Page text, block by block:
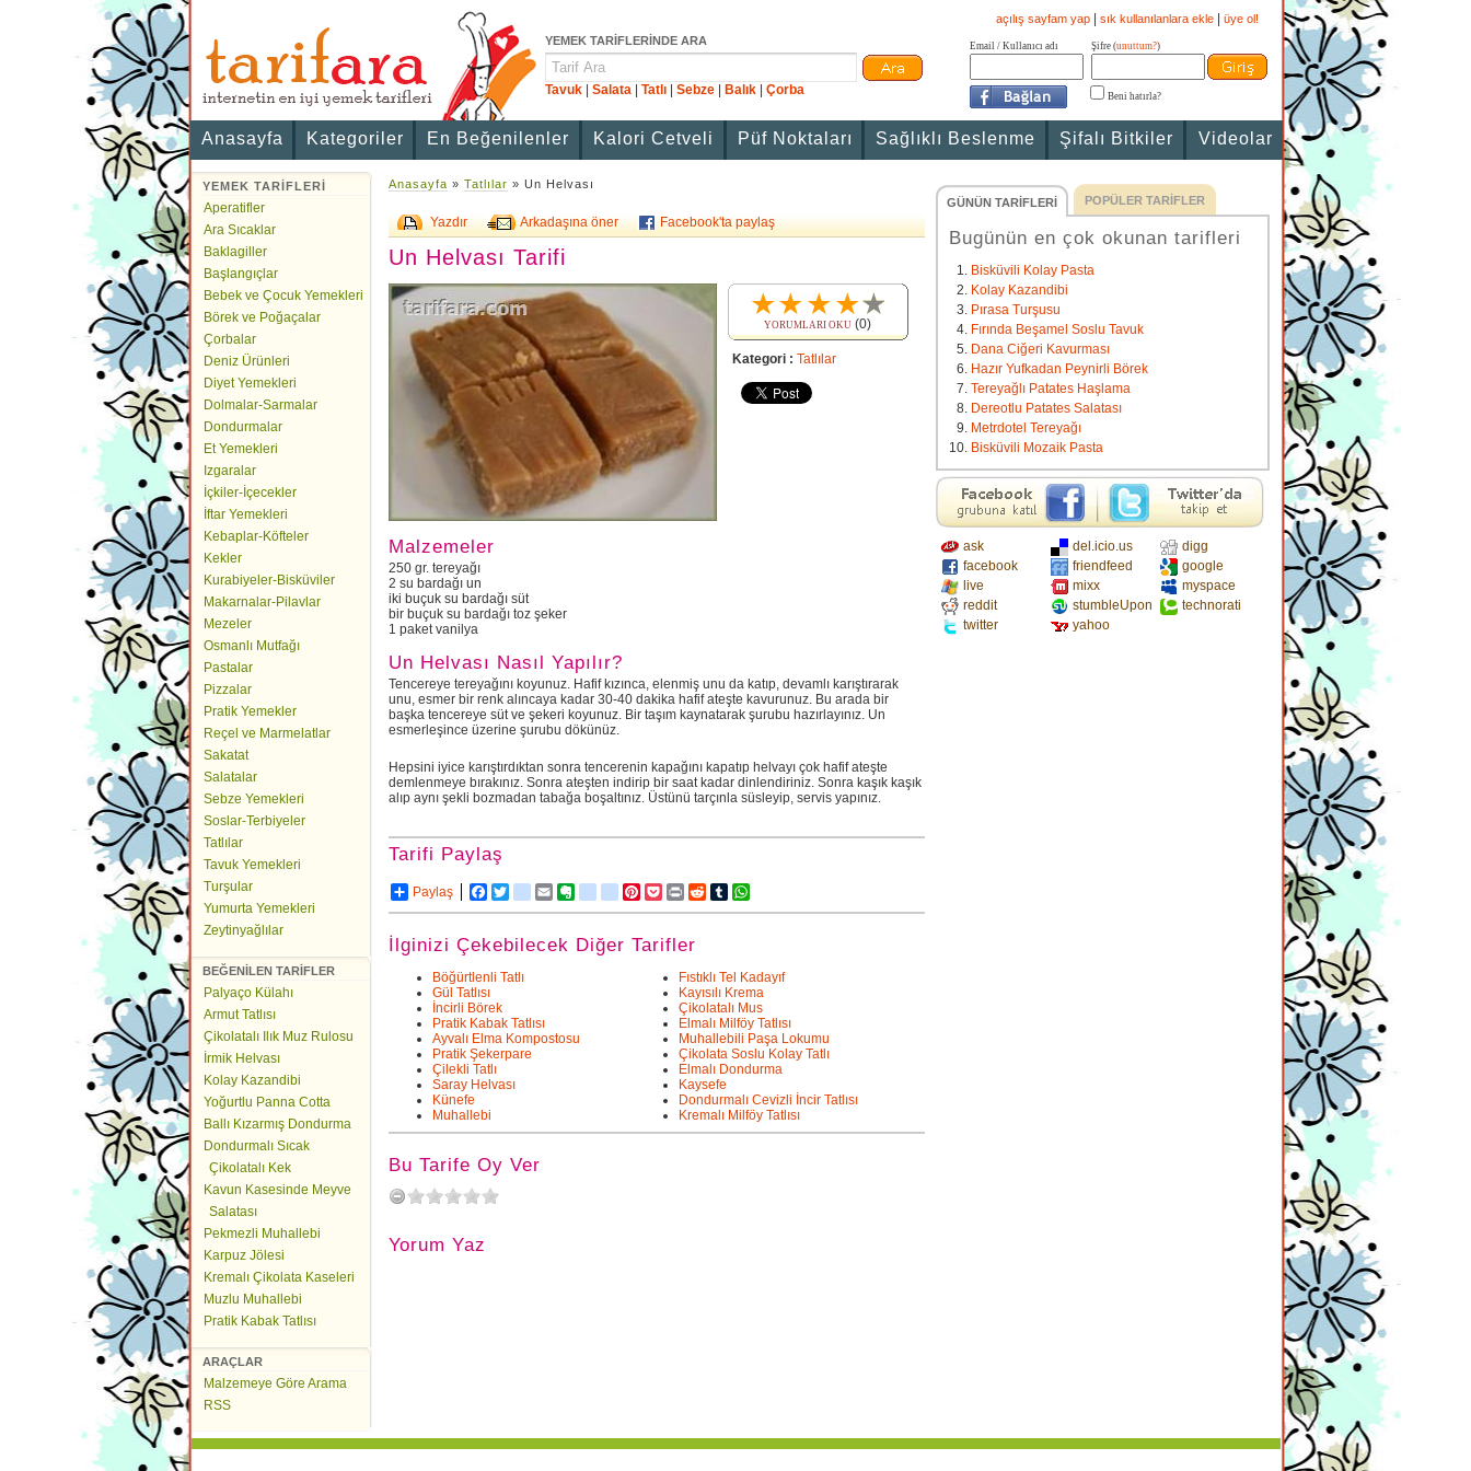
YEMEK TARİFLERİNDE ARA
Tavuk| Salata| Tatlı| Sebze| Balık| Çorba
açılış sayfam yap| sık kullanılanlara ekle| üye ol!
Email / Kullanıcı adı Şifre (unuttum?)
Beni hatırla?
Anasayfa Kategoriler En Beğenilenler Kalori Cetveli Püf Noktaları Sağlıklı Beslenme Şifalı Bitkiler Videolar
YEMEK TARİFLERİ
Aperatifler
Ara Sıcaklar
Baklagiller
Başlangıçlar
Bebek ve Çocuk Yemekleri
Börek ve Poğaçalar
Çorbalar
Deniz Ürünleri
Diyet Yemekleri
Dolmalar-Sarmalar
Dondurmalar
Et Yemekleri
Izgaralar
İçkiler-İçecekler
İftar Yemekleri
Kebaplar-Köfteler
Kekler
Kurabiyeler-Bisküviler
Makarnalar-Pilavlar
Mezeler
Osmanlı Mutfağı
Pastalar
Pizzalar
Pratik Yemekler
Reçel ve Marmelatlar
Sakatat
Salatalar
Sebze Yemekleri
Soslar-Terbiyeler
Tatlılar
Tavuk Yemekleri
Turşular
Yumurta Yemekleri
Zeytinyağlılar
BEĞENİLEN TARİFLER
Palyaço Külahı
Armut Tatlısı
Çikolatalı Ilık Muz Rulosu
İrmik Helvası
Kolay Kazandibi
Yoğurtlu Panna Cotta
Ballı Kızarmış Dondurma
Dondurmalı Sıcak
Çikolatalı Kek
Kavun Kasesinde Meyve
Salatası
Pekmezli Muhallebi
Karpuz Jölesi
Kremalı Çikolata Kaseleri
Muzlu Muhallebi
Pratik Kabak Tatlısı
ARAÇLAR
Malzemeye Göre Arama
RSS
Anasayfa » Tatlılar » Un Helvası
Yazdır Arkadaşına öner Facebook'ta paylaş
Un Helvası Tarifi
YORUMLARI OKU (0)
Kategori : Tatlılar
Malzemeler
250 gr. tereyağı
2 su bardağı un
iki buçuk su bardağı süt
bir buçuk su bardağı toz şeker
1 paket vanilya
Un Helvası Nasıl Yapılır?
Tencereye tereyağını koyunuz. Hafif kızınca, elenmiş unu da katıp, devamlı karıştırarak
unu, esmer bir renk alıncaya kadar 30-40 dakika hafif ateşte kavurunuz. Bu arada bir
başka tencereye süt ve şekeri koyunuz. Bir taşım kaynatarak şurubu hazırlayınız. Un
esmerleşince üzerine şurubu dökünüz.
Hepsini iyice karıştırdıktan sonra tencerenin kapağını kapatıp helvayı çok hafif ateşte
demlenmeye bırakınız. Sonra ateşten indirip bir saat kadar dinlendiriniz. Sonra kaşık kaşık
alıp aynı şekli bozmadan tabağa boşaltınız. Üstünü tarçınla süsleyip, servis yapınız.
Tarifi Paylaş
Paylaş Facebook
Twitterdelicious
Email Evernotefriendfeed
google_bookmarks
Pinterest
Pocket
Print RedditTumblr
İlginizi Çekebilecek Diğer Tarifler
Böğürtlenli Tatlı
Fıstıklı Tel Kadayıf
Gül Tatlısı
Kayısılı Krema
İncirli Börek
Çikolatalı Mus
Pratik Kabak Tatlısı
Elmalı Milföy Tatlısı
Ayvalı Elma Kompostosu
Muhallebili Paşa Lokumu
Pratik Şekerpare
Çikolata Soslu Kolay Tatlı
Çilekli Tatlı
Elmalı Dondurma
Saray Helvası
Kaysefe
Künefe
Dondurmalı Cevizli İncir Tatlısı
Muhallebi
Kremalı Milföy Tatlısı
Bu Tarife Oy Ver
Yorum Yaz
GÜNÜN TARİFLERİ POPÜLER TARİFLER
Bugünün en çok okunan tarifleri
Bisküvili Kolay Pasta
Kolay Kazandibi
Pırasa Turşusu
Fırında Beşamel Soslu Tavuk
Dana Ciğeri Kavurması
Hazır Yufkadan Peynirli Börek
Tereyağlı Patates Haşlama
Dereotlu Patates Salatası
Metrdotel Tereyağı
Bisküvili Mozaik Pasta
ask del.icio.us
digg
facebook
friendfeed
google
live
mixx
myspace
reddit
stumbleUpon
technorati
twitter
yahoo